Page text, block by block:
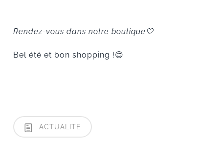
Rendez-vous dans notre boutique🤍
Bel été et bon shopping !😊
ACTUALITE